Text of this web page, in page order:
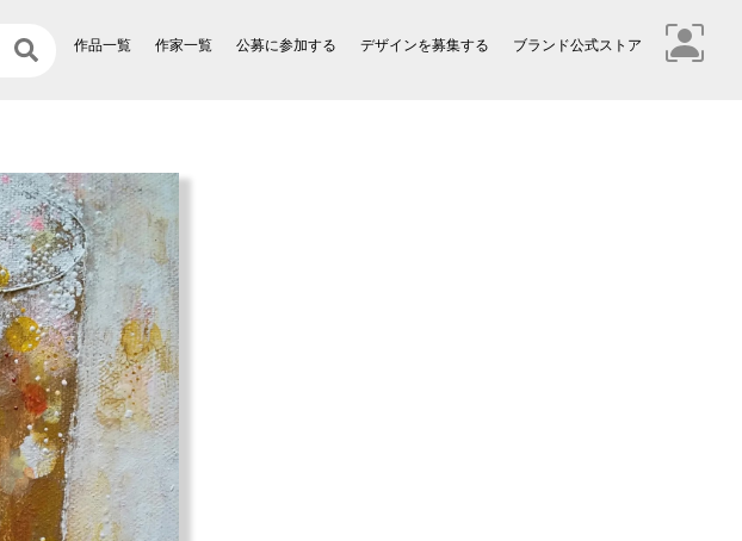
作品一覧 作家一覧 公募に参加する デザインを募集する ブランド公式ストア